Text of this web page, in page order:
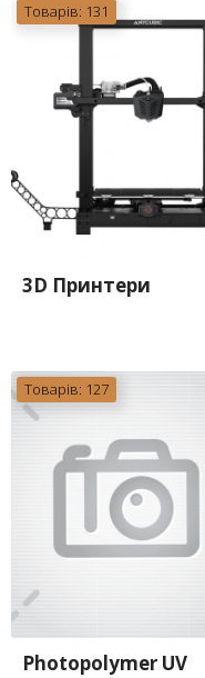
Товарів: 131
3D Принтери
Товарів: 127
Photopolymer UV